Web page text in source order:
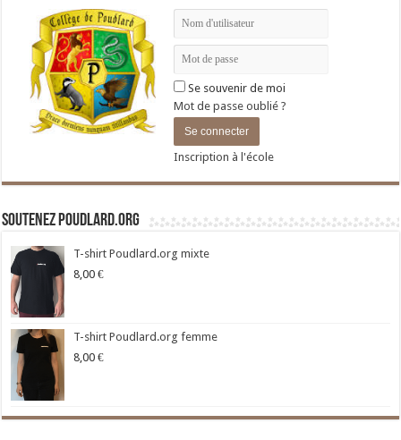
Se souvenir de moi
Mot de passe oublié ?
Inscription à l'école
Soutenez Poudlard.org
T-shirt Poudlard.org mixte
8,00 €
T-shirt Poudlard.org femme
8,00 €